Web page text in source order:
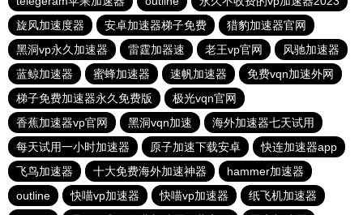
旋风加速度器
安卓加速器梯子免费
猎豹加速器官网
黑洞vp永久加速器
雷霆加器速 老王vp官网
风驰加速器
蓝鲸加速器
蜜蜂加速器 速帆加速器
免费vqn加速外网
梯子免费加速器永久免费版
极光vqn官网
香蕉加速器vp官网
黑洞vqn加速
海外加速器七天试用
每天试用一小时加速器
原子加速下载安卓
快连加速器app
飞鸟加速器
十大免费海外加速神器
hammer加速器
outline
快喵vp加速器 快喵vp加速器
纸飞机加速器